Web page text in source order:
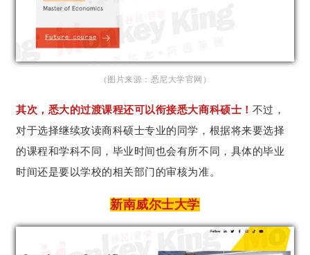
（图片来源：悉尼大学官网）
其次，悉大的过渡课程还可以衔接悉大商科硕士！ 不过，
对于选择继续攻读商科硕士专业的同学，根据将来要选择
的课程和学科不同，毕业时间也会有所不同，具体的毕业
时间还是要以学校的相关部门的审核为准。
新南威尔士大学